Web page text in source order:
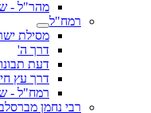
מהר"ל -
רמח"ל
מסילת
דרך ה'
דעת
דרך עץ
רמח"ל -
רבי נחמן